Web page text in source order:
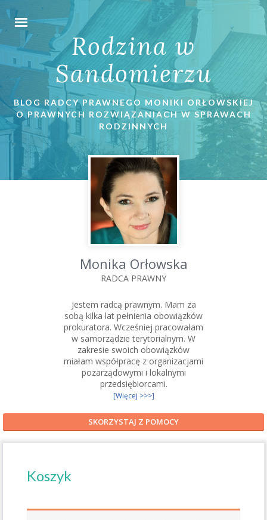
Rodzina w
Sandomierzu
BLOG RADCY PRAWNEGO MONIKI ORŁOWSKIEJ
O PRAWNYCH ROZWIĄZANIACH W SPRAWACH
RODZINNYCH
Monika Orłowska
RADCA PRAWNY
Jestem radcą prawnym. Mam za
sobą kilka lat pełnienia obowiązków
prokuratora. Wcześniej pracowałam
w samorządzie terytorialnym. W
zakresie swoich obowiązków
miałam współpracę z organizacjami
pozarządowymi i lokalnymi
przedsiębiorcami.
[Więcej >>>]
SKORZYSTAJ Z POMOCY
Koszyk